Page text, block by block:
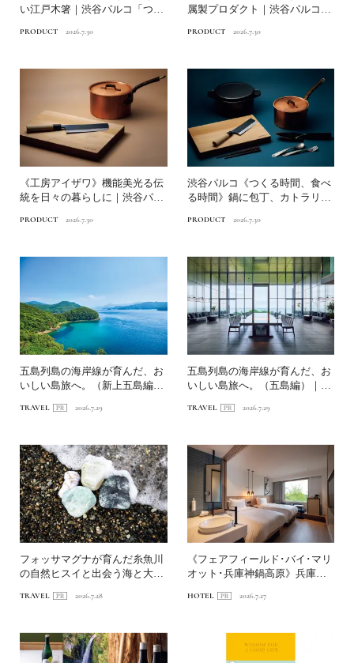
い江戸木箸｜渋谷パルコ「つく
PRODUCT 2026.7.30
属製プロダクト｜渋谷パルコ
PRODUCT 2026.7.30
《工房アイザワ》機能美光る伝
統を日々の暮らしに｜渋谷パル
PRODUCT 2026.7.30
渋谷パルコ《つくる時間、食べ
る時間》鍋に包丁、カトラリ
PRODUCT 2026.7.30
五島列島の海岸線が育んだ、お
いしい島旅へ。（新上五島編）
TRAVEL 2026.7.29
五島列島の海岸線が育んだ、お
いしい島旅へ。（五島編）｜
TRAVEL 2026.7.29
フォッサマグナが育んだ糸魚川
の自然ヒスイと出会う海と大地
TRAVEL 2026.7.28
《フェアフィールド･バイ･マリ
オット･兵庫神鍋高原》兵庫の
HOTEL 2026.7.27